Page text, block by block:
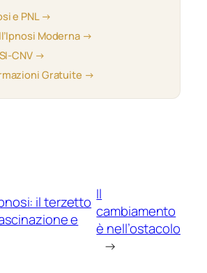
e PNL →
Moderna →
CNV →
Gratuite →
il terzetto
e
Il
cambiamento
è nell’ostacolo
→